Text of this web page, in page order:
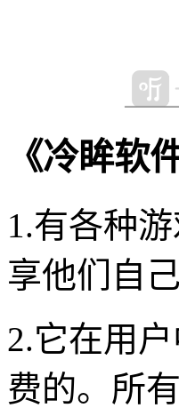
《冷眸软
1.有各种
享他们自
2.它在用
费的。所